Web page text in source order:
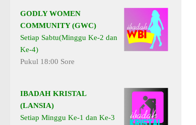
GODLY WOMEN
COMMUNITY (GWC)
Setiap Sabtu(Minggu Ke-2 dan
Ke-4)
Pukul 18:00 Sore
IBADAH KRISTAL
(LANSIA)
Setiap Minggu Ke-1 dan Ke-3